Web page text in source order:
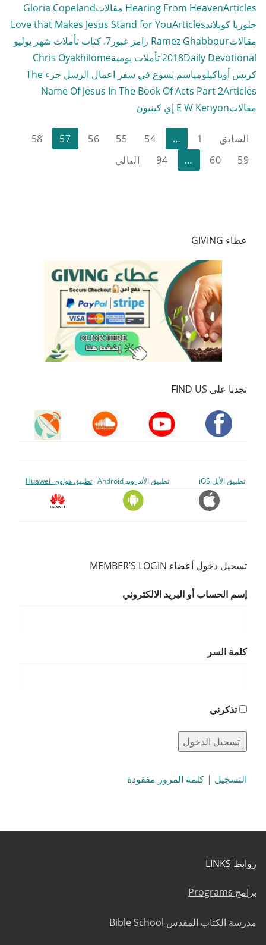
Hearing From HeavenArticles مقالات
Gloria Copeland
جلوريا كوبلاند
Love that Makes Jesus Stand for YouArticles
مقالاتRamez Ghabbour رامز غبور
7. كتاب تأملات شهر يوليو
2018Daily Devotional تأملات يومية
Chris Oyakhilome
كريس أوياكيلومي
اسم يسوع في سفر اعمال الرسل جزء The
Name Of Jesus In The Book Of Acts Part 2Articles
مقالاتE W Kenyon إي كينيون
تعدد
صفحات
السابق 1
…
54
55
56
57
58
59
60
…
94 التالي
عطاء GIVING
تجدنا على FIND US
تطبيق الأبل iOS تطبيق الأندرويد Android تطبيق هواوي Huawei
تسجيل دخول أعضاء MEMBER’S LOGIN
إسم الحساب أو البريد الالكتروني
كلمة السر
تذكرني
التسجيل | كلمة المرور مفقودة
روابط LINKS
برامج Programs
مدرسة الكتاب المقدس Bible School